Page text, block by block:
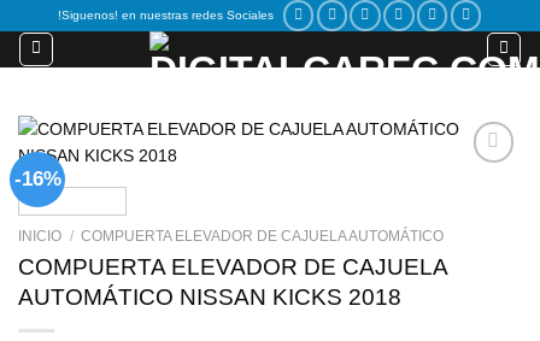
content
!Siguenos! en nuestras redes Sociales
-16%
INICIO / COMPUERTA ELEVADOR DE CAJUELA AUTOMÁTICO
COMPUERTA ELEVADOR DE CAJUELA
AUTOMÁTICO NISSAN KICKS 2018